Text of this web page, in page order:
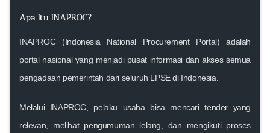
Apa Itu INAPROC?
INAPROC (Indonesia National Procurement Portal) adalah
portal nasional yang menjadi pusat informasi dan akses semua
pengadaan pemerintah dari seluruh LPSE di Indonesia.
Melalui INAPROC, pelaku usaha bisa mencari tender yang
relevan, melihat pengumuman lelang, dan mengikuti proses